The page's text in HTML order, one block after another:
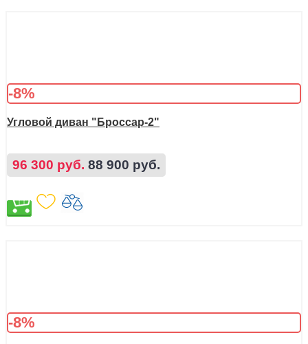
-8%
Угловой диван "Броссар-2"
96 300 руб. 88 900 руб.
-8%